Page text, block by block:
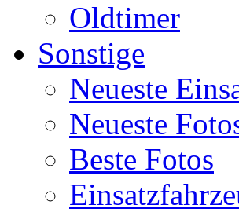
Oldtimer
Sonstige
Neueste
Neueste
Beste Fotos